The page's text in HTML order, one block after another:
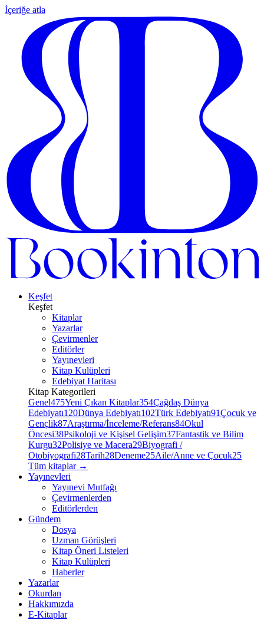
İçeriğe atla
Keşfet
Keşfet
Kitaplar
Yazarlar
Çevirmenler
Editörler
Yayınevleri
Kitap Kulüpleri
Edebiyat Haritası
Kitap Kategorileri
Genel475Yeni Çıkan Kitaplar354Çağdaş Dünya
Edebiyatı120Dünya Edebiyatı102Türk Edebiyatı91Çocuk ve
Gençlik87Araştırma/İnceleme/Referans84Okul
Öncesi38Psikoloji ve Kişisel Gelişim37Fantastik ve Bilim
Kurgu32Polisiye ve Macera29Biyografi /
Otobiyografi28Tarih28Deneme25Aile/Anne ve Çocuk25
Tüm kitaplar →
Yayınevleri
Yayınevi Mutfağı
Çevirmenlerden
Editörlerden
Gündem
Dosya
Uzman Görüşleri
Kitap Öneri Listeleri
Kitap Kulüpleri
Haberler
Yazarlar
Okurdan
Hakkımızda
E-Kitaplar